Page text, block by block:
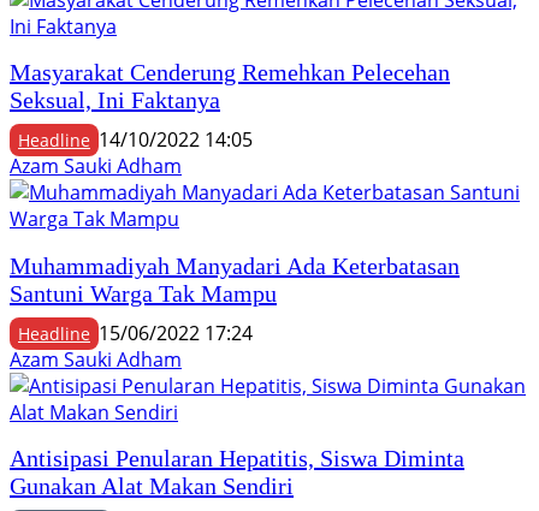
Masyarakat Cenderung Remehkan Pelecehan
Seksual, Ini Faktanya
Headline 14/10/2022 14:05
Azam Sauki Adham
Muhammadiyah Manyadari Ada Keterbatasan
Santuni Warga Tak Mampu
Headline 15/06/2022 17:24
Azam Sauki Adham
Antisipasi Penularan Hepatitis, Siswa Diminta
Gunakan Alat Makan Sendiri